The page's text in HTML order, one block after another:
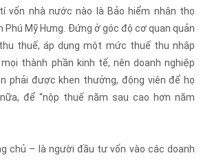
vốn nhà nước nào là Bảo hiểm nhân thọ
Phú Mỹ Hưng. Đứng ở góc độ cơ quan quản
thuế, áp dụng một mức thuế thu nhập
thành phần kinh tế, nên doanh nghiệp
phải được khen thưởng, động viên để họ
để “nộp thuế năm sau cao hơn năm
chủ – là người đầu tư vốn vào các doanh